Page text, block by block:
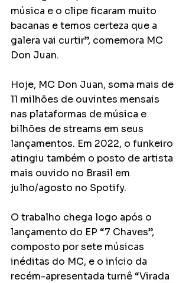
música e o clipe ficaram muito
bacanas e temos certeza que a
galera vai curtir”, comemora MC
Don Juan.
Hoje, MC Don Juan, soma mais de
11 milhões de ouvintes mensais
nas plataformas de música e
bilhões de streams em seus
lançamentos. Em 2022, o funkeiro
atingiu também o posto de artista
mais ouvido no Brasil em
julho/agosto no Spotify.
O trabalho chega logo após o
lançamento do EP “7 Chaves”,
composto por sete músicas
inéditas do MC, e o início da
recém-apresentada turnê “Virada